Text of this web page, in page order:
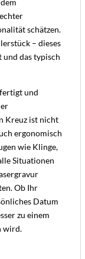
schätzen.
– dieses
und das typisch
und
Kreuz ist nicht
ergonomisch
wie Klinge,
Situationen
Ob Ihr
Datum
zu einem
wird.